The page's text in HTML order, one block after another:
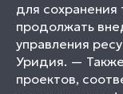
для сохранения
продолжать
управления
Уридия. —
проектов,